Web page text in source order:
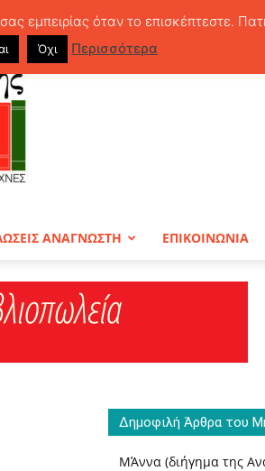
ΑΝΑΓΝΩΣΤΗ ΕΠΙΚΟΙΝΩΝΙΑ
Δημοφιλή Άρθρα του
ΜΆννα (διήγημα της
εμπειρίας όταν το επισκέπτεστε.
Όχι Περισσότερα